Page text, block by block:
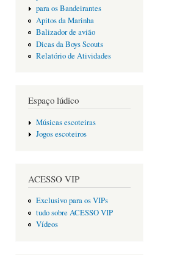
para os Bandeirantes
Apitos da Marinha
Balizador de avião
Dicas da Boys Scouts
Relatório de Atividades
Espaço lúdico
Músicas escoteiras
Jogos escoteiros
ACESSO VIP
Exclusivo para os VIPs
tudo sobre ACESSO VIP
Vídeos